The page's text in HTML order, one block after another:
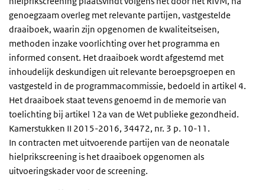
genoegzaam overleg met relevante partijen, vastgestelde
draaiboek, waarin zijn opgenomen de kwaliteitseisen,
methoden inzake voorlichting over het programma en
informed consent. Het draaiboek wordt afgestemd met
inhoudelijk deskundigen uit relevante beroepsgroepen en
vastgesteld in de programmacommissie, bedoeld in artikel 4.
Het draaiboek staat tevens genoemd in de memorie van
toelichting bij artikel 12a van de Wet publieke gezondheid.
Kamerstukken II 2015-2016, 34472, nr. 3 p. 10-11.
In contracten met uitvoerende partijen van de neonatale
hielprikscreening is het draaiboek opgenomen als
uitvoeringskader voor de screening.